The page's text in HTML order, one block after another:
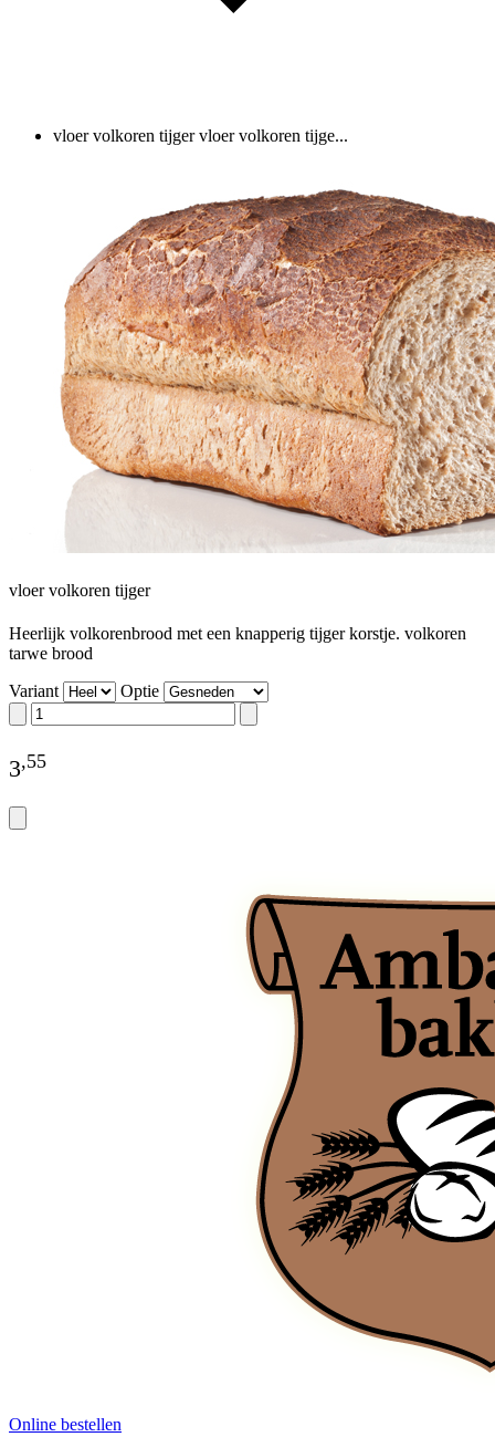
vloer volkoren tijger vloer volkoren tijge...
vloer volkoren tijger
Heerlijk volkorenbrood met een knapperig tijger korstje. volkoren
tarwe brood
Variant
Optie
3,55
Online bestellen